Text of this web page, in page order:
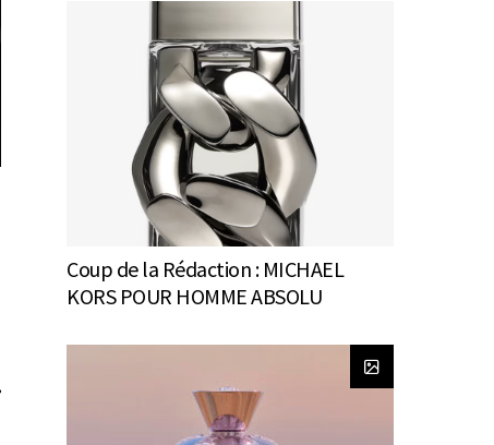
Coup de la Rédaction : MICHAEL
KORS POUR HOMME ABSOLU